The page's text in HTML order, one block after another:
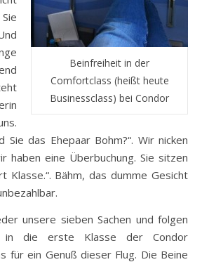
Beinfreiheit in der
Comfortclass (heißt heute
Businessclass) bei Condor
Sie das Ehepaar Bohm?“. Wir nicken
haben eine Überbuchung. Sie sitzen
Klasse.“. Bähm, das dumme Gesicht
unsere sieben Sachen und folgen
in die erste Klasse der Condor
für ein Genuß dieser Flug. Die Beine